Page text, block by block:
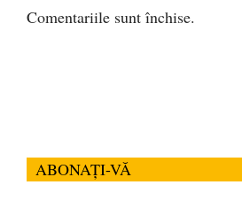
Comentariile sunt închise.
ABONAȚI-VĂ